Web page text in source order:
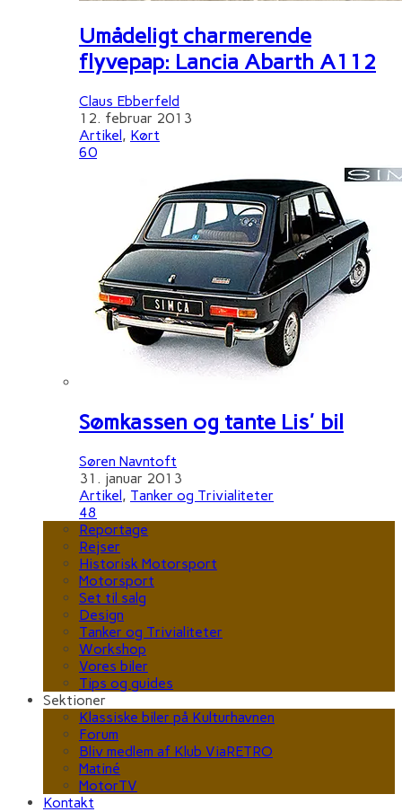
Umådeligt charmerende
flyvepap: Lancia Abarth A112
Claus Ebberfeld
12. februar 2013
Artikel, Kørt
60
Sømkassen og tante Lis' bil
Søren Navntoft
31. januar 2013
Artikel, Tanker og Trivialiteter
48
Reportage
Rejser
Historisk Motorsport
Motorsport
Set til salg
Design
Tanker og Trivialiteter
Workshop
Vores biler
Tips og guides
Sektioner
Klassiske biler på Kulturhavnen
Forum
Bliv medlem af Klub ViaRETRO
Matiné
MotorTV
Kontakt